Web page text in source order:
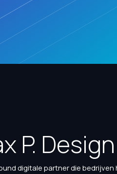
P. Design
digitale partner die bedrijven